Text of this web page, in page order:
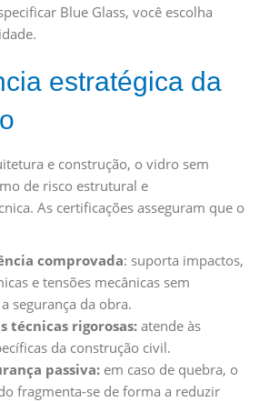
Blue Glass, você escolha
estratégica da
e construção, o vidro sem
de risco estrutural e
As certificações asseguram que o
comprovada: suporta impactos,
e tensões mecânicas sem
segurança da obra.
técnicas rigorosas: atende às
da construção civil.
passiva: em caso de quebra, o
fragmenta-se de forma a reduzir